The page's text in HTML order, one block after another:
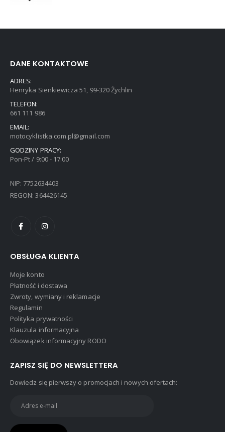
DANE KONTAKTOWE
ADRES:
Henryka Sienkiewicza 51, 99-320 Żychlin
TELEFON:
661 111 986
EMAIL:
motocyklistka.com.pl@gmail.com
GODZINY PRACY:
Pon-Pt / 9:00 - 17:00
NIP: 7752634403
REGON: 364426145
OBSŁUGA KLIENTA
Moje konto
Płatność i dostawa
Zwroty, wymiany i reklamacje
Regulamin
Polityka prywatności
Klauzula informacyjna
Obowiązek informacyjny RODO
ZAPISZ SIĘ DO NEWSLETTERA
Dowiedz się pierwszy o promocjach i nowych ofertach: